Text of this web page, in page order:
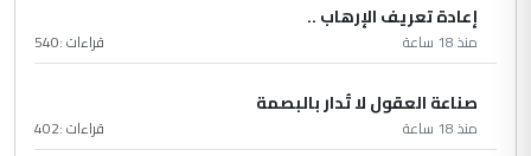
إعادة تعريف الإرهاب ..
منذ 18 ساعة قراءات :540
صناعة العقول لا تُدار بالبصمة
منذ 18 ساعة قراءات :402